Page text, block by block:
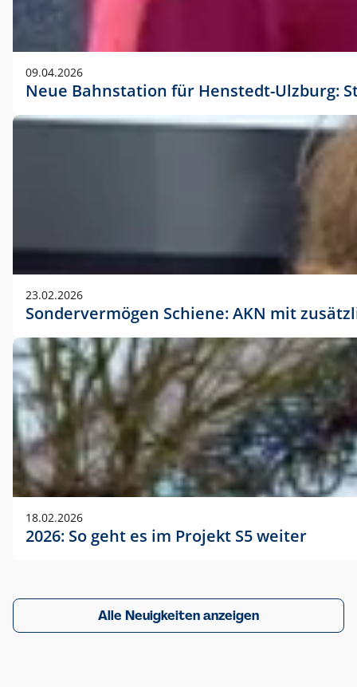
09.04.2026
Neue Bahnstation für Henstedt-Ulzburg:
23.02.2026
Sondervermögen Schiene: AKN mit
18.02.2026
2026: So geht es im Projekt S5 weiter
Alle Neuigkeiten anzeigen